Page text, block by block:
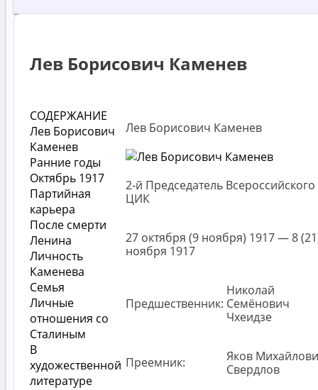
Лев Борисович Каменев
Лев Борисович Каменев
2-й Председатель Всероссийского
ЦИК
27 октября (9 ноября) 1917 — 8
ноября 1917
Предшественник:
Николай
Семёнович
Чхеидзе
Преемник:
Яков
Свердлов
СОДЕРЖАНИЕ
Лев Борисович
Каменев
Ранние годы
Октябрь 1917
Партийная
карьера
После смерти
Ленина
Личность
Каменева
Семья
Личные
отношения со
Сталиным
В
художественной
литературе